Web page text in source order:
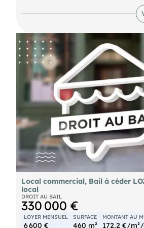
offrant de nombreuses
Surface : 120 m² Local en cours de
potentiel commercial Dossier
informations complémentaires sur
Local commercial, Bail à céder
local
DROIT AU BAIL
330 000 €
LOYER MENSUEL
6 600 €
SURFACE
460 m²
MONTANT AU
172,2 €/